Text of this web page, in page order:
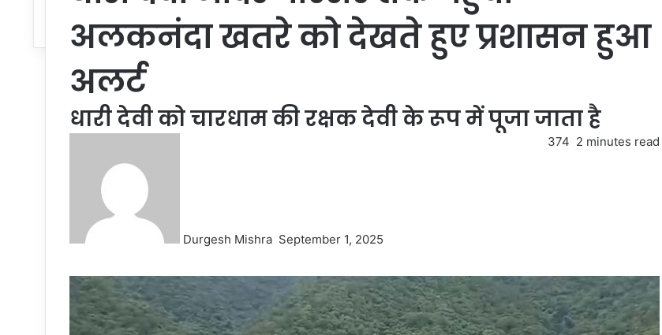
अलकनंदा खतरे को देखते हुए प्रशासन हुआ
अलर्ट
धारी देवी को चारधाम की रक्षक देवी के रूप में पूजा जाता है
Durgesh Mishra September 1, 2025
374 2 minutes read